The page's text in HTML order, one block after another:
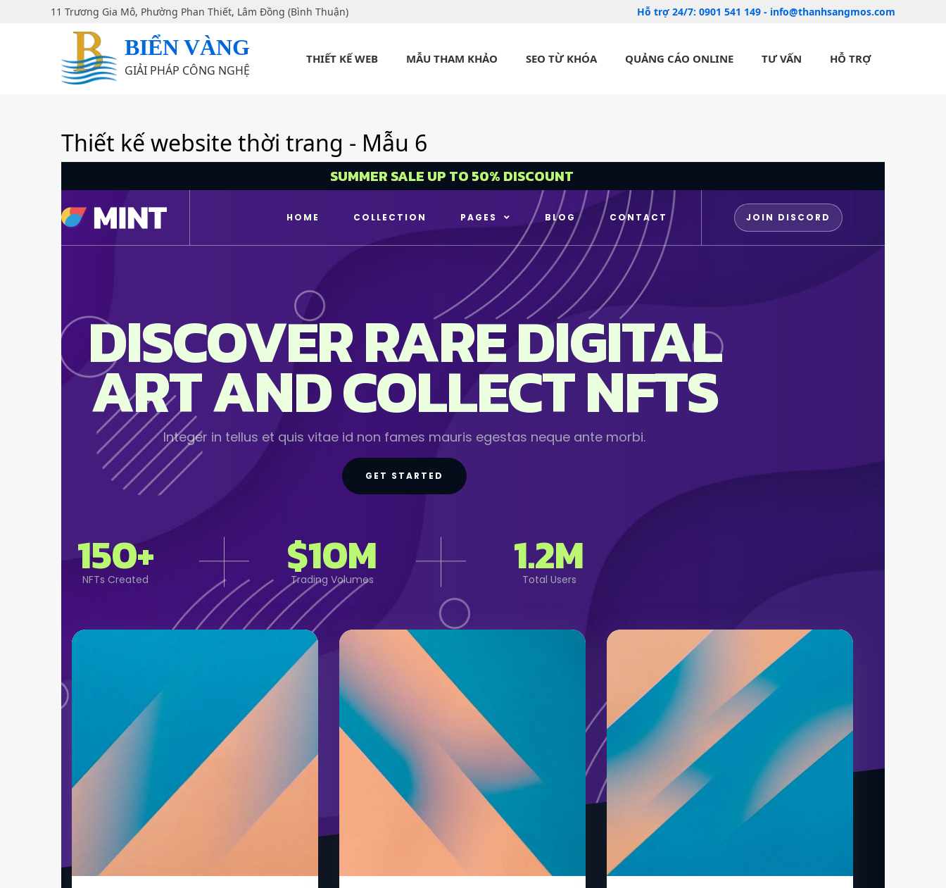
11 Trương Gia Mô, Phường Phan Thiết, Lâm Đồng (Bình Thuận) Hỗ trợ 24/7: 0901 541 149 - info@thanhsangmos.com
BIỂN VÀNG
GIẢI PHÁP CÔNG NGHỆ
THIẾT KẾ WEB MẪU THAM KHẢO SEO TỪ KHÓA QUẢNG CÁO ONLINE TƯ VẤN HỖ TRỢ
Thiết kế website thời trang - Mẫu 6